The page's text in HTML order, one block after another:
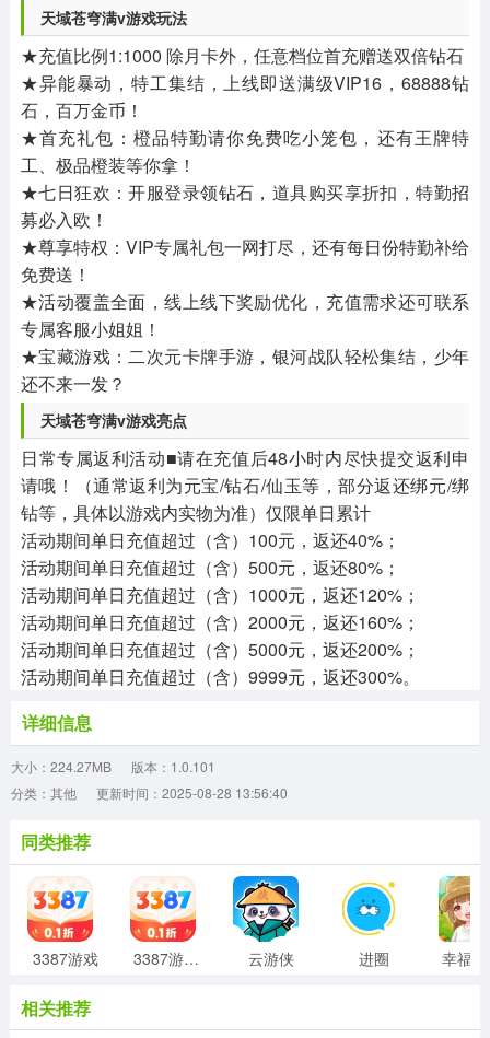
天域苍穹满v游戏玩法
★充值比例1:1000 除月卡外，任意档位首充赠送双倍钻石
★异能暴动，特工集结，上线即送满级VIP16，68888钻
石，百万金币！
★首充礼包：橙品特勤请你免费吃小笼包，还有王牌特
工、极品橙装等你拿！
★七日狂欢：开服登录领钻石，道具购买享折扣，特勤招
募必入欧！
★尊享特权：VIP专属礼包一网打尽，还有每日份特勤补给
免费送！
★活动覆盖全面，线上线下奖励优化，充值需求还可联系
专属客服小姐姐！
★宝藏游戏：二次元卡牌手游，银河战队轻松集结，少年
还不来一发？
天域苍穹满v游戏亮点
日常专属返利活动■请在充值后48小时内尽快提交返利申
请哦！（通常返利为元宝/钻石/仙玉等，部分返还绑元/绑
钻等，具体以游戏内实物为准）仅限单日累计
活动期间单日充值超过（含）100元，返还40%；
活动期间单日充值超过（含）500元，返还80%；
活动期间单日充值超过（含）1000元，返还120%；
活动期间单日充值超过（含）2000元，返还160%；
活动期间单日充值超过（含）5000元，返还200%；
活动期间单日充值超过（含）9999元，返还300%。
详细信息
大小：224.27MB
版本：1.0.101
分类：其他
更新时间：2025-08-28 13:56:40
同类推荐
3387游戏 3387游戏盒子 云游侠 进圈
相关推荐